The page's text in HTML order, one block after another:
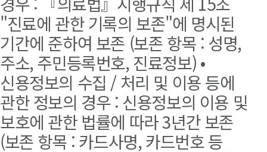
"진료에 관한 기록의 보존"에 명시된
기간에 준하여 보존 (보존 항목 : 성명,
주소, 주민등록번호, 진료정보) •
신용정보의 수집 / 처리 및 이용 등에
관한 정보의 경우 : 신용정보의 이용 및
보호에 관한 법률에 따라 3년간 보존
(보존 항목 : 카드사명, 카드번호 등